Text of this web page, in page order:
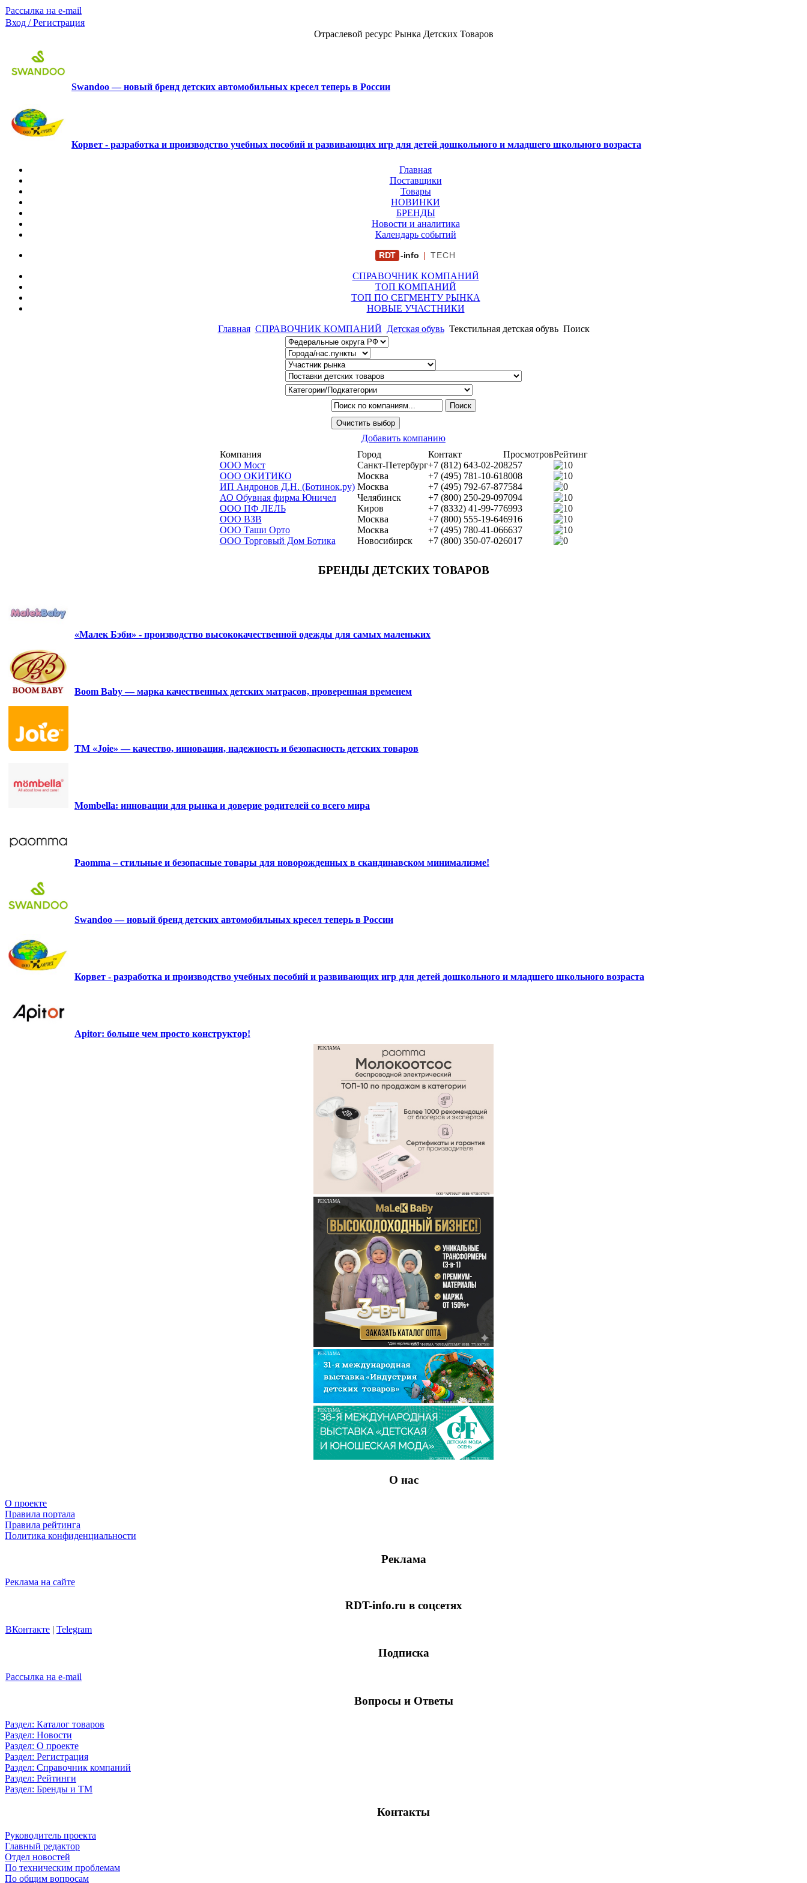
Рассылка на e-mail
Вход / Регистрация
Отраслевой ресурс Рынка Детских Товаров
Swandoo — новый бренд детских автомобильных кресел теперь в России
Корвет - разработка и производство учебных пособий и развивающих игр для детей дошкольного и младшего школьного возраста
Главная
Поставщики
Товары
НОВИНКИ
БРЕНДЫ
Новости и аналитика
Календарь событий
RDT -info | TECH
СПРАВОЧНИК КОМПАНИЙ
ТОП КОМПАНИЙ
ТОП ПО СЕГМЕНТУ РЫНКА
НОВЫЕ УЧАСТНИКИ
Главная СПРАВОЧНИК КОМПАНИЙ Детская обувь Текстильная детская обувь Поиск
Добавить компанию
Компания
Город Контакт ПросмотровРейтинг
ООО Мост
Санкт-Петербург+7 (812) 643-02-208257
ООО ОКИТИКО
Москва +7 (495) 781-10-618008
ИП Андронов Д.Н. (Ботинок.ру) Москва +7 (495) 792-67-877584
АО Обувная фирма Юничел
Челябинск +7 (800) 250-29-097094
ООО ПФ ЛЕЛЬ
Киров +7 (8332) 41-99-776993
ООО ВЗВ
Москва +7 (800) 555-19-646916
ООО Таши Орто
Москва +7 (495) 780-41-066637
ООО Торговый Дом Ботика
Новосибирск +7 (800) 350-07-026017
БРЕНДЫ ДЕТСКИХ ТОВАРОВ
«Малек Бэби» - производство высококачественной одежды для самых маленьких
Boom Baby — марка качественных детских матрасов, проверенная временем
ТМ «Joie» — качество, инновация, надежность и безопасность детских товаров
Mombella: инновации для рынка и доверие родителей со всего мира
Paomma – стильные и безопасные товары для новорожденных в скандинавском минимализме!
Swandoo — новый бренд детских автомобильных кресел теперь в России
Корвет - разработка и производство учебных пособий и развивающих игр для детей дошкольного и младшего школьного возраста
Apitor: больше чем просто конструктор!
РЕКЛАМА
ООО "АРТИАЛ" ИНН: 9731017574
РЕКЛАМА
ООО "ФИРМА "ХРИЗАНТЕМА" ИНН: 7719007569
РЕКЛАМА
АО "ЭКСПОЦЕНТР" ИНН: 7718033809
РЕКЛАМА
АО "ЭКСПОЦЕНТР" ИНН: 7718033809
О нас
О проекте
Правила портала
Правила рейтинга
Политика конфиденциальности
Реклама
Реклама на сайте
RDT-info.ru в соцсетях
ВКонтакте | Telegram
Подписка
Рассылка на e-mail
Вопросы и Ответы
Раздел: Каталог товаров
Раздел: Новости
Раздел: О проекте
Раздел: Регистрация
Раздел: Справочник компаний
Раздел: Рейтинги
Раздел: Бренды и ТМ
Контакты
Руководитель проекта
Главный редактор
Отдел новостей
По техническим проблемам
По общим вопросам